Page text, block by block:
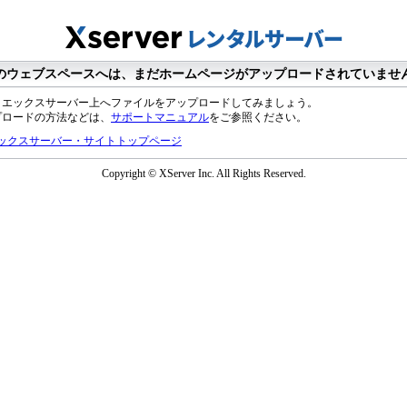
ウェブスペースへは、まだホームページがアップロードされていませ
ックスサーバー上へファイルをアップロードしてみましょう。
ードの方法などは、 サポートマニュアルをご参照ください。
クスサーバー・サイトトップページ
Copyright © XServer Inc. All Rights Reserved.